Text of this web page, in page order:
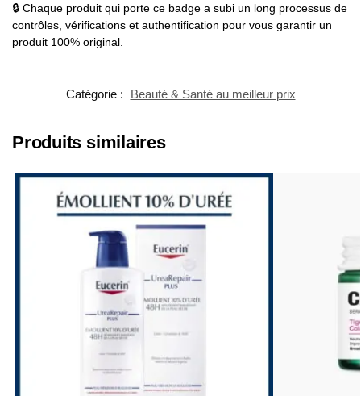
🔒 Chaque produit qui porte ce badge a subi un long processus de
contrôles, vérifications et authentification pour vous garantir un
produit 100% original.
Catégorie : Beauté & Santé au meilleur prix
Produits similaires